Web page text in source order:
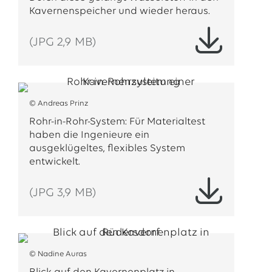
Kavernenspeicher und wieder heraus.
(JPG 2,9 MB)
© Andreas Prinz
Rohr-in-Rohr-System: Für Materialtest
haben die Ingenieure ein
ausgeklügeltes, flexibles System
entwickelt.
(JPG 3,9 MB)
© Nadine Auras